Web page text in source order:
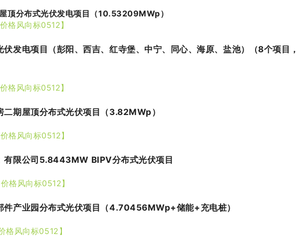
顶分布式光伏发电项目（10.53209MWp）
价格风向标0512】
发电项目（彭阳、西吉、红寺堡、中宁、同心、海原、盐池）（8个项目，
价格风向标0512】
二期屋顶分布式光伏项目（3.82MWp）
价格风向标0512】
有限公司5.8443MW BIPV分布式光伏项目
价格风向标0512】
件产业园分布式光伏项目（4.70456MWp+储能+充电桩）
价格风向标0512】